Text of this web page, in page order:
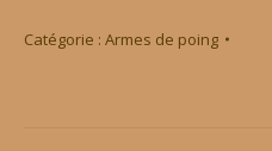
Catégorie : Armes de poing